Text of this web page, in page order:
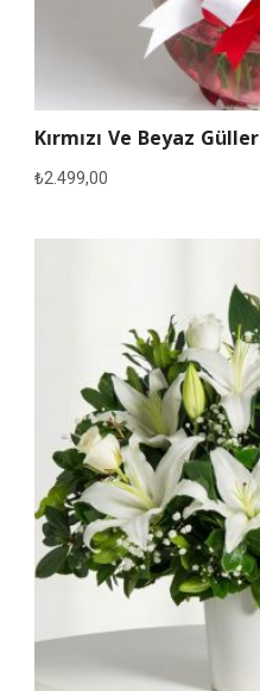
Kırmızı Ve Beyaz Güller
₺2.499,00